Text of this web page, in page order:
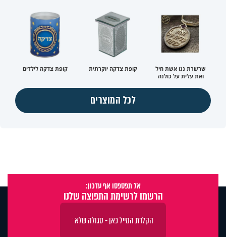
שרשרת ננו אשת חיל
ואת עלית על כולנה
קופת צדקה יוקרתית קופת צדקה לילדים
לכל המוצרים
אל תפספסו אף עדכון:
הרשמו לרשימת התפוצה שלנו